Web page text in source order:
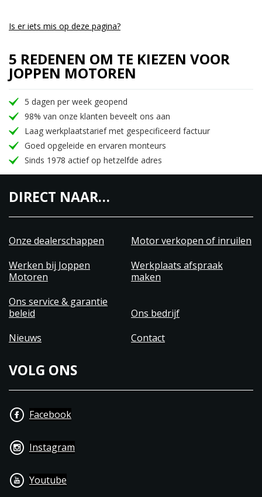
Is er iets mis op deze pagina?
5 REDENEN OM TE KIEZEN VOOR
JOPPEN MOTOREN
5 dagen per week geopend
98% van onze klanten beveelt ons aan
Laag werkplaatstarief met gespecificeerd factuur
Goed opgeleide en ervaren monteurs
Sinds 1978 actief op hetzelfde adres
DIRECT NAAR…
Onze dealerschappen
Motor verkopen of inruilen
Werken bij Joppen
Motoren
Werkplaats afspraak
maken
Ons service & garantie
beleid
Ons bedrijf
Nieuws
Contact
VOLG ONS
Facebook
Instagram
Youtube